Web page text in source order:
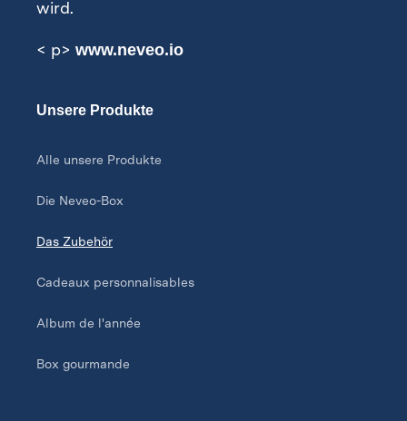
wird.
< p> www.neveo.io
Unsere Produkte
Alle unsere Produkte
Die Neveo-Box
Das Zubehör
Cadeaux personnalisables
Album de l'année
Box gourmande